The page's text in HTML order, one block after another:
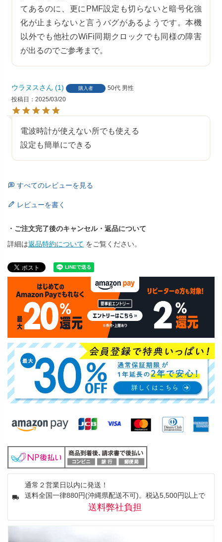
てあるのに、更にPMF設定も切らないと暗号化強
化が止まらないと言うバグがあるようです。本機
以外でも他社のWiFi同期クロックでも同様の障害
が出るのでご参考まで。
ウラヌス 1 購入者 50代 男性
投稿日
2025/03/20
電波時計が使えない所でも使える
設定も簡単にできる
すべてのレビューを見る
レビューを書く
・ご注文完了後のキャンセル・返品について
詳細は返品特約について をご覧ください。
通常２営業日以内に発送！
送料全国一律880円(沖縄県配送不可)。税込5,500円以上で
送料弊社負担